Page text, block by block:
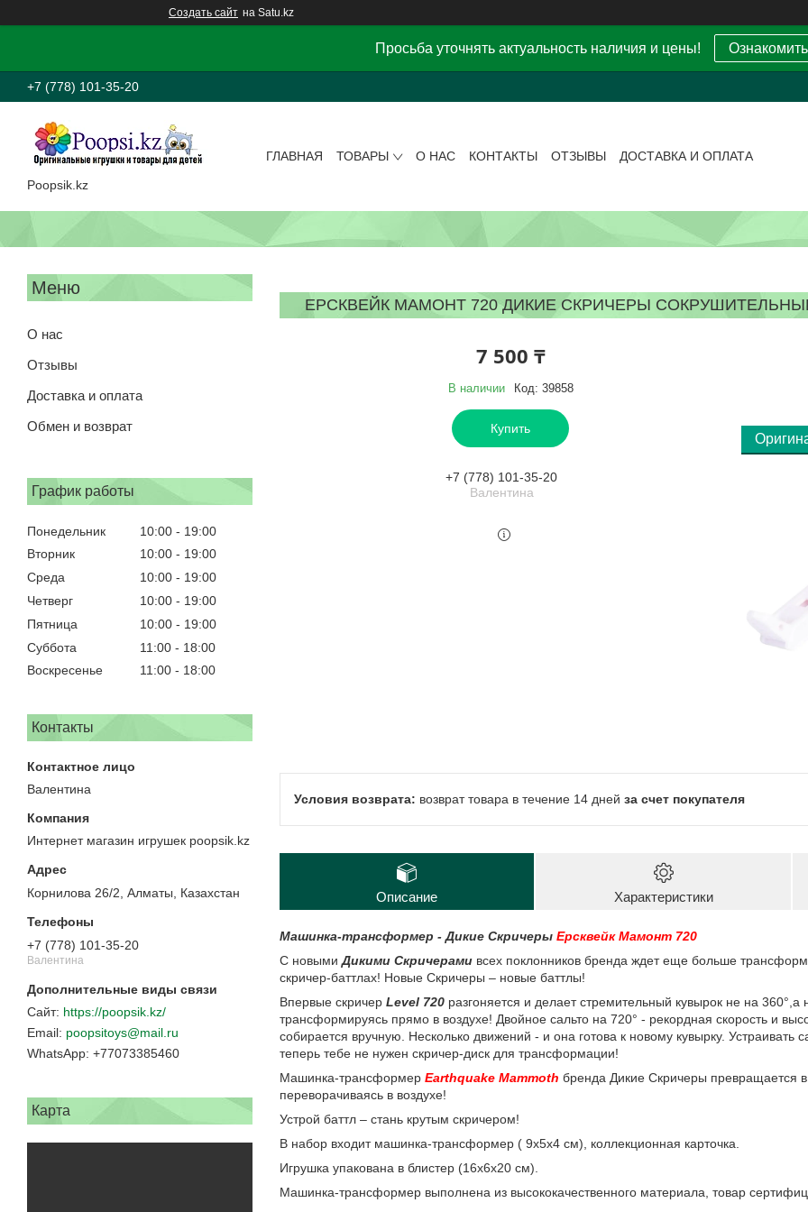
Создать сайт на Satu.kz
Просьба уточнять актуальность наличия и цены!
+7 (778) 101-35-20
Poopsik.kz
ГЛАВНАЯ ТОВАРЫ О НАС КОНТАКТЫ ОТЗЫВЫ ДОСТАВКА И ОПЛАТА
О нас
Отзывы
Доставка и оплата
Обмен и возврат
График работы
Понедельник 10:00
19:00
Вторник
10:00
19:00
Среда
10:00
19:00
Четверг
10:00
19:00
Пятница
10:00
19:00
Суббота
11:00
18:00
Воскресенье
11:00 18:00
Контакты
Валентина
Интернет магазин игрушек poopsik.kz
Корнилова 26/2, Алматы, Казахстан
+7 (778) 101-35-20
Валентина
https://poopsik.kz/
poopsitoys@mail.ru
+77073385460
Карта
ЕРСКВЕЙК МАМОНТ 720 ДИКИЕ СКРИЧЕРЫ
7 500 ₸
В наличии Код: 39858
Купить
+7 (778) 101-35-20
Валентина
возврат товара в течение 14 дней за счет покупателя
Описание Характеристики
Машинка-трансформер - Дикие Скричеры Ерсквейк Мамонт 720
С новымиДикими Скричерами всех поклонников бренда ждет еще больше
скричер-баттлах! Новые Скричеры – новые баттлы!
Впервые скричер Level 720 разгоняется и делает стремительный кувырок не на 360°,а
трансформируясь прямо в воздухе! Двойное сальто на 720° - рекордная скорость и
собирается вручную. Несколько движений - и она готова к новому кувырку.
теперь тебе не нужен скричер-диск для трансформации!
Машинка-трансформер Earthquake Mammoth бренда Дикие Скричеры превращается
переворачиваясь в воздухе!
Устрой баттл – стань крутым скричером!
В набор входит машинка-трансформер ( 9х5х4 см), коллекционная карточка.
Игрушка упакована в блистер (16х6х20 см).
Машинка-трансформер выполнена из высококачественного материала, товар